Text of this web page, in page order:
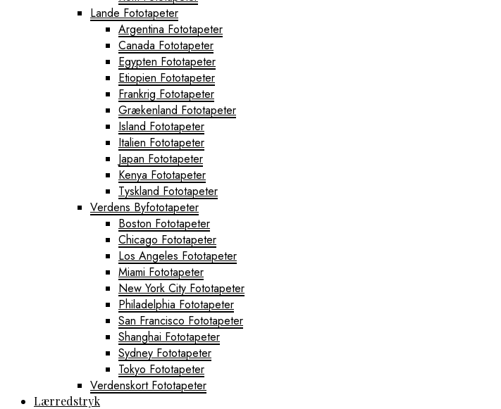
Lande Fototapeter
Argentina Fototapeter
Canada Fototapeter
Egypten Fototapeter
Etiopien Fototapeter
Frankrig Fototapeter
Grækenland Fototapeter
Island Fototapeter
Italien Fototapeter
Japan Fototapeter
Kenya Fototapeter
Tyskland Fototapeter
Verdens Byfototapeter
Boston Fototapeter
Chicago Fototapeter
Los Angeles Fototapeter
Miami Fototapeter
New York City Fototapeter
Philadelphia Fototapeter
San Francisco Fototapeter
Shanghai Fototapeter
Sydney Fototapeter
Tokyo Fototapeter
Verdenskort Fototapeter
Lærredstryk